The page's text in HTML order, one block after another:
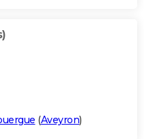
(Aveyron)